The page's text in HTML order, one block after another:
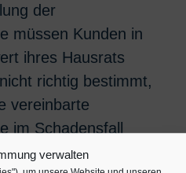
verwalten
der
müssen Kunden in
ihres Hausrats
richtig bestimmt,
vereinbarte
im Schadensfall